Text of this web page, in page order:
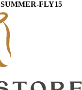
SUMMER-FLY15